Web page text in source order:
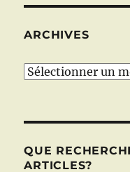
ARCHIVES
Archives
QUE
ARTICLES?